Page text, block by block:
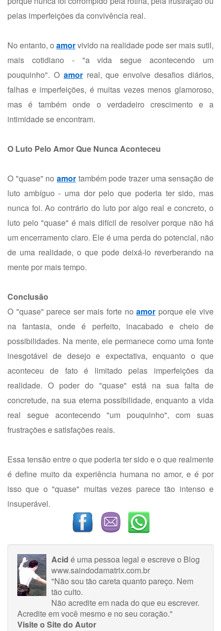
pelas imperfeições da convivência real.
No entanto, o amorvivido na realidade pode ser mais sutil,
mais cotidiano - "a vida segue acontecendo um
pouquinho". O amorreal, que envolve desafios diários,
falhas e imperfeições, é muitas vezes menos glamoroso,
mas é também onde o verdadeiro crescimento e a
intimidade se encontram.
O Luto Pelo Amor Que Nunca Aconteceu
O "quase" no amor também pode trazer uma sensação de
luto ambíguo - uma dor pelo que poderia ter sido, mas
nunca foi. Ao contrário do luto por algo real e concreto, o
luto pelo "quase" é mais difícil de resolver porque não há
um encerramento claro. Ele é uma perda do potencial, não
de uma realidade, o que pode deixá-lo reverberando na
mente por mais tempo.
Conclusão
O "quase" parece ser mais forte noamor porque ele vive
na fantasia, onde é perfeito, inacabado e cheio de
possibilidades. Na mente, ele permanece como uma fonte
inesgotável de desejo e expectativa, enquanto o que
aconteceu de fato é limitado pelas imperfeições da
realidade. O poder do "quase" está na sua falta de
concretude, na sua eterna possibilidade, enquanto a vida
real segue acontecendo "um pouquinho", com suas
frustrações e satisfações reais.
Essa tensão entre o que poderia ter sido e o que realmente
é define muito da experiência humana no amor, e é por
isso que o "quase" muitas vezes parece tão intenso e
insuperável.
Acid é uma pessoa legal e escreve o Blog
www.saindodamatrix.com.br
"Não sou tão careta quanto pareço. Nem
tão culto.
Não acredite em nada do que eu escrever.
Acredite em você mesmo e no seu coração."
Visite o Site do Autor